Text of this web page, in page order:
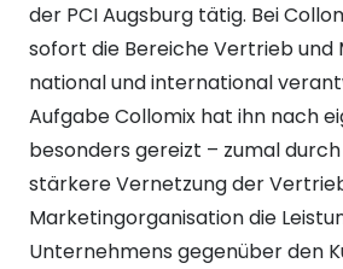
der PCI Augsburg tätig. Bei
sofort die Bereiche Vertrieb und
national und international
Aufgabe Collomix hat ihn nach
besonders gereizt – zumal
stärkere Vernetzung der
Marketingorganisation die
Unternehmens gegenüber den